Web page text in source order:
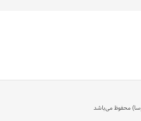
محفوظ می‌باشد